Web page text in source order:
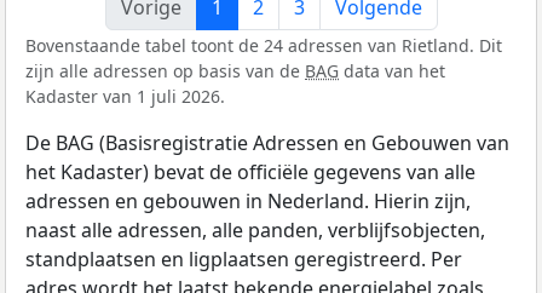
Vorige
1 2 3 Volgende
Bovenstaande tabel toont de 24 adressen van Rietland. Dit
zijn alle adressen op basis van de BAG data van het
Kadaster van 1 juli 2026.
De BAG (Basisregistratie Adressen en Gebouwen van
het Kadaster) bevat de officiële gegevens van alle
adressen en gebouwen in Nederland. Hierin zijn,
naast alle adressen, alle panden, verblijfsobjecten,
standplaatsen en ligplaatsen geregistreerd. Per